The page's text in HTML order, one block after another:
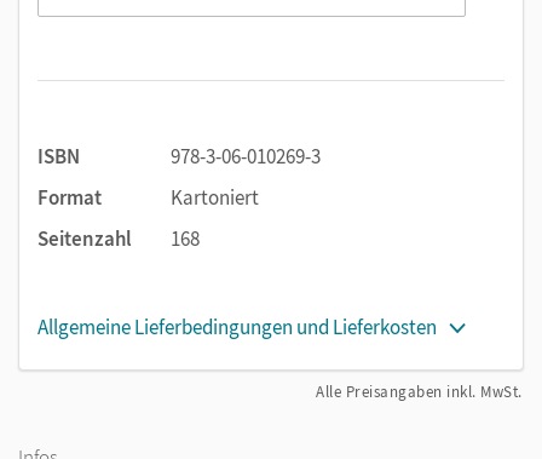
ISBN
978-3-06-010269-3
Format
Kartoniert
Seitenzahl
168
Allgemeine Lieferbedingungen und Lieferkosten
Alle Preisangaben inkl. MwSt.